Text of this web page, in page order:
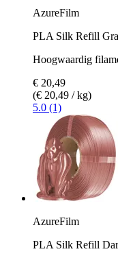
AzureFilm
PLA Silk Refill
Hoogwaardig
€ 20,49
(€ 20,49 / kg)
5.0 (1)
AzureFilm
PLA Silk Refill